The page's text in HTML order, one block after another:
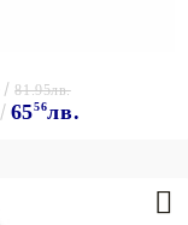
6556лв.
81.95лв.